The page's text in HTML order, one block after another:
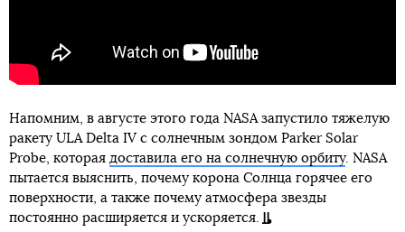
Напомним, в августе этого года NASA запустило тяжелую
ракету ULA Delta IV с солнечным зондом Parker Solar
Probe, которая доставила его на солнечную орбиту. NASA
пытается выяснить, почему корона Солнца горячее его
поверхности, а также почему атмосфера звезды
постоянно расширяется и ускоряется.